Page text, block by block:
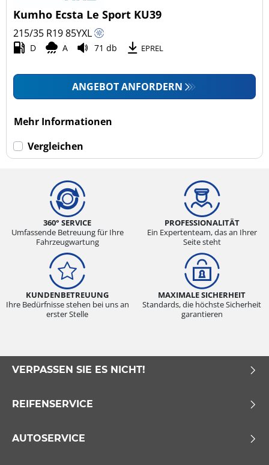
Kumho Ecsta Le Sport KU39
215/35 R1985YXL
D A 71 db EPREL
ANGEBOT ANFORDERN
Mehr Informationen
Vergleichen
360° SERVICE
Umfassende Betreuung für Ihre
Fahrzeugwartung
PROFESSIONALITÄT
Ein Expertenteam, das an Ihrer
Seite steht
KUNDENBETREUUNG
Ihre Bedürfnisse stehen bei uns an
erster Stelle
MAXIMALE SICHERHEIT
Standards, die höchste Sicherheit
garantieren
VERPASSEN SIE ES NICHT!
REIFENSERVICE
AUTOSERVICE